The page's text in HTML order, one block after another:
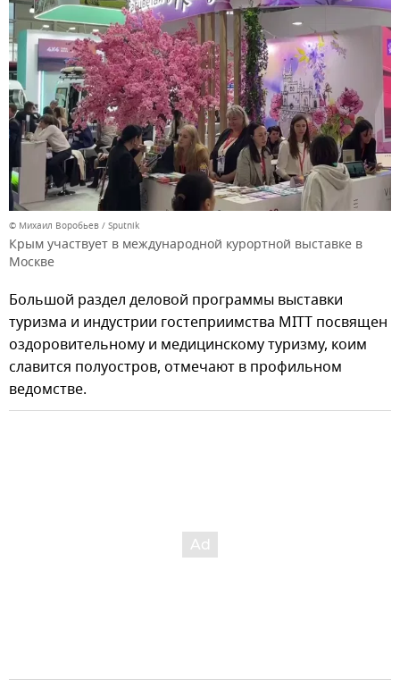
© Михаил Воробьев / Sputnik
Крым участвует в международной курортной выставке в
Москве
Большой раздел деловой программы выставки
туризма и индустрии гостеприимства MITT посвящен
оздоровительному и медицинскому туризму, коим
славится полуостров, отмечают в профильном
ведомстве.